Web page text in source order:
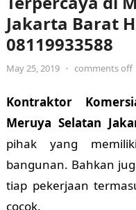
Jakarta Barat
08119933588
May 25, 2019 • comments off
Kontraktor
Meruya Selatan
pihak yang
bangunan. Bahkan
tiap pekerjaan
cocok.